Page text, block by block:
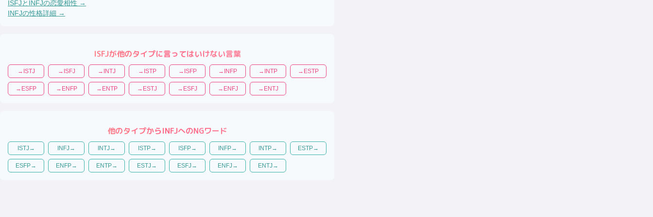
ISFJと INFJの恋愛相性 →
INFJの性格詳細 →
ISFJが他のタイプに言ってはいけない言葉
→ ISTJ → ISFJ → INTJ → ISTP → ISFP → INFP → INTP → ESTP
→ ESFP → ENFP → ENTP → ESTJ → ESFJ → ENFJ → ENTJ
他のタイプからINFJへのNGワード
ISTJ → INFJ → INTJ → ISTP→ ISFP→ INFP→ INTP→ ESTP→
ESFP→ ENFP→ ENTP→ ESTJ → ESFJ → ENFJ → ENTJ →